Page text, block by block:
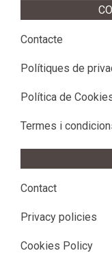
Contacte
Polítiques de
Política de
Termes i
Contact
Privacy policies
Cookies Policy